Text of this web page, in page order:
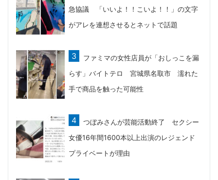
急協議 「いいよ！！こいよ！！」の文字
がアレを連想させるとネットで話題
ファミマの女性店員が「おしっこを漏
らす」バイトテロ 宮城県名取市 濡れた
手で商品を触った可能性
つぼみさんが芸能活動終了 セクシー
女優16年間1600本以上出演のレジェンド
プライベートが理由